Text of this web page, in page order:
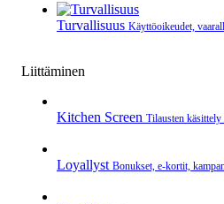
Turvallisuus Käyttöoikeudet,
Liittäminen
Kitchen Screen Tilausten käsittely
Loyallyst Bonukset, e‑kortit,